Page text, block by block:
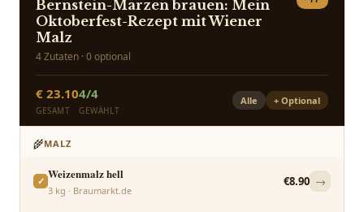
Bernstein-Märzen brauen: Mein
Oktoberfest-Rezept mit Wiener
Malz
4Zutaten ·0optional
€ 23.10
GESAMT
4/4
GEWÄHLT
Alle + Optional
🌾MALZ
✓
Weizenmalz hell
3 kg · Braumarkt.de
€8.90 →